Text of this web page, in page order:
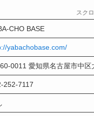
スク
CHO BASE
yabachobase.com/
0011 愛知県名古屋市中
252-7117